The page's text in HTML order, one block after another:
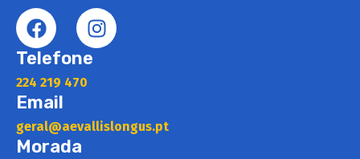
Telefone
224 219 470
Email
geral@aevallislongus.pt
Morada